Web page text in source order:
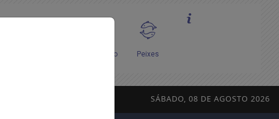
SÁBADO, 08 DE AGOSTO 2026